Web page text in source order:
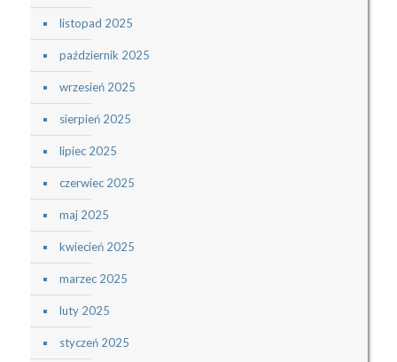
listopad 2025
październik 2025
wrzesień 2025
sierpień 2025
lipiec 2025
czerwiec 2025
maj 2025
kwiecień 2025
marzec 2025
luty 2025
styczeń 2025